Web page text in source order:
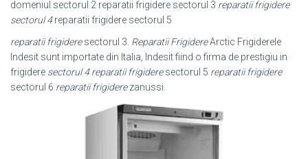
domeniul sectorul 2 reparatii frigidere sectorul 3 reparatii frigidere
sectorul 4reparatii frigidere sectorul 5
reparatii frigideresectorul 3. Reparatii FrigidereArctic Frigiderele
Indesit sunt importate din Italia, Indesit fiind o firma de prestigiu in
frigidere sectorul 4 reparatii frigideresectorul 5 reparatii frigidere
sectorul 6 reparatii frigiderezanussi.